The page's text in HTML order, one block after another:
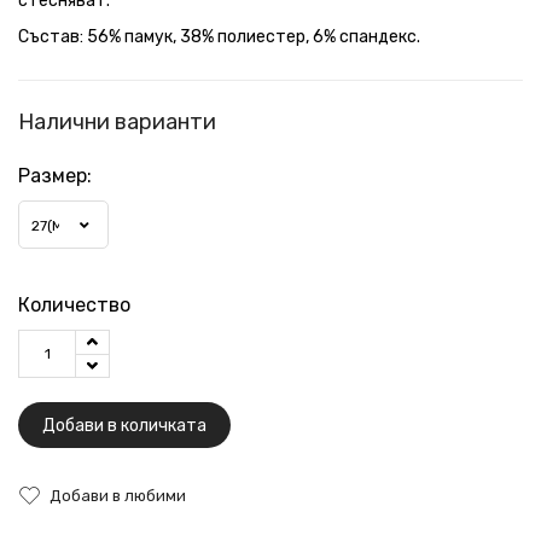
Състав: 56% памук, 38% полиестер, 6% спандекс.
Налични варианти
Размер:
27(M)
Количество
Добави в количката
Добави в любими